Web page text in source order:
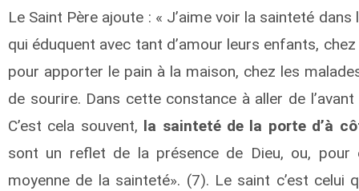
Le Saint Père ajoute : « J’aime voir la sainteté
qui éduquent avec tant d’amour leurs enfants,
pour apporter le pain à la maison, chez les
de sourire. Dans cette constance à aller de
C’est cela souvent, la sainteté de la porte d’à
sont un reflet de la présence de Dieu, ou, pour
moyenne de la sainteté». (7). Le saint c’est